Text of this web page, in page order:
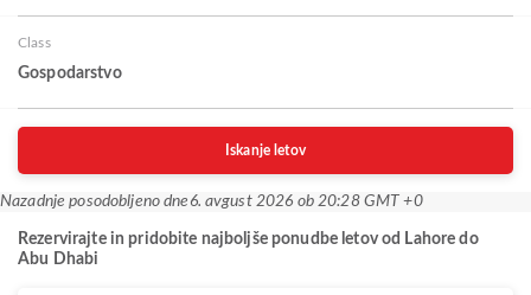
Class
Gospodarstvo
Iskanje letov
Nazadnje posodobljeno dne 6. avgust 2026 ob 20:28 GMT +0
Rezervirajte in pridobite najboljše ponudbe letov od Lahore do
Abu Dhabi